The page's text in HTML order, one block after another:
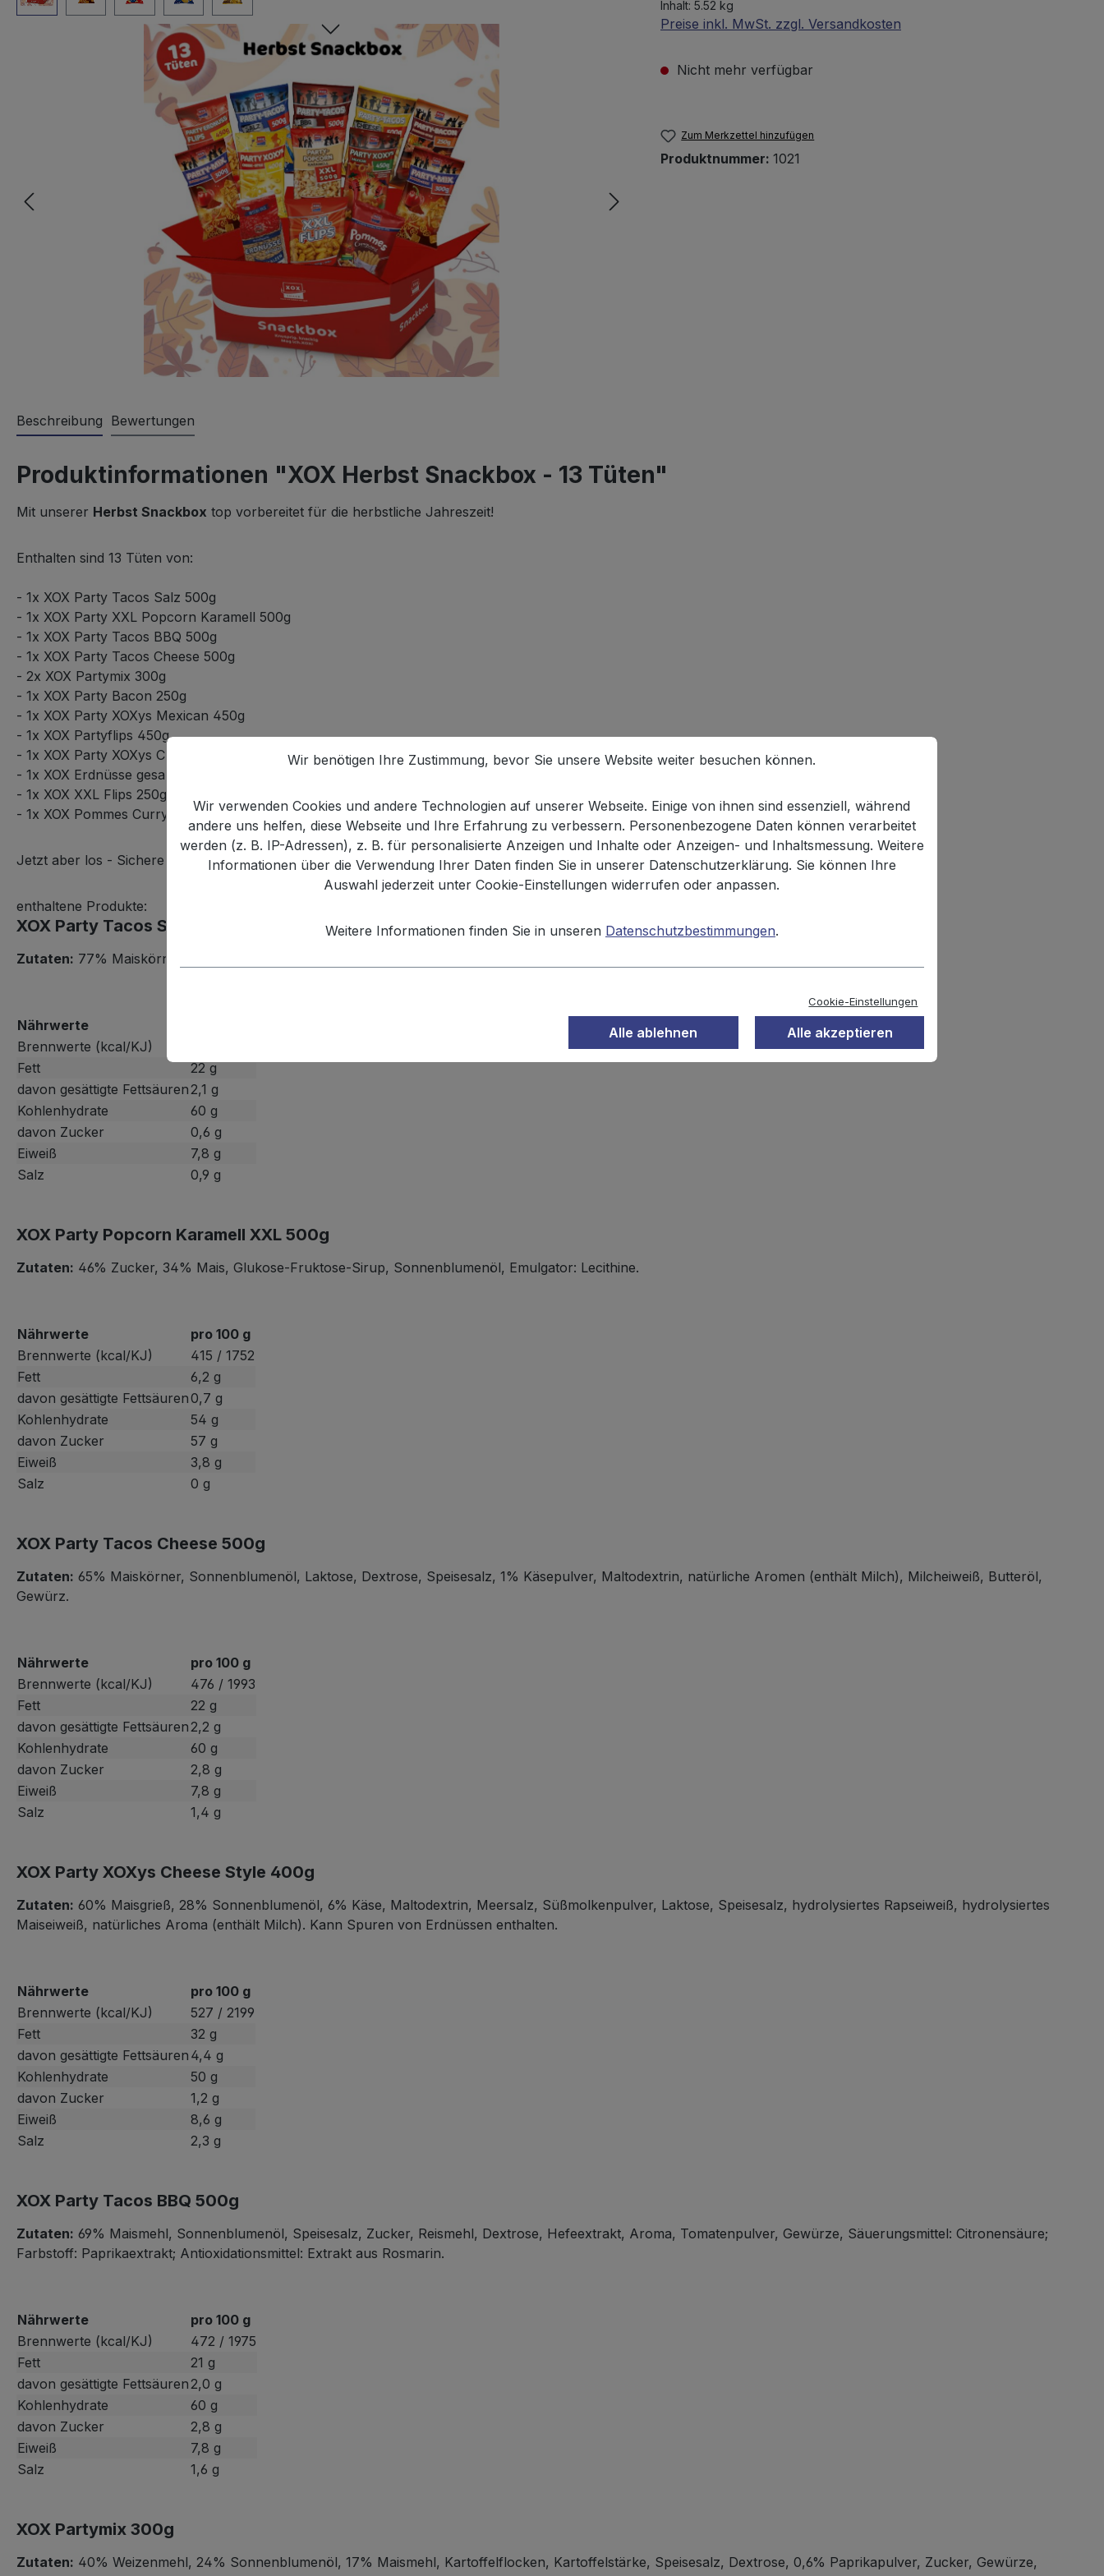
Inhalt: 5.52 kg
Preise inkl. MwSt. zzgl. Versandkosten
Nicht mehr verfügbar
Zum Merkzettel hinzufügen
Produktnummer: 1021
Beschreibung Bewertungen
Produktinformationen "XOX Herbst Snackbox - 13 Tüten"
Mit unserer Herbst Snackbox top vorbereitet für die herbstliche Jahreszeit!
Enthalten sind 13 Tüten von:
- 1x XOX Party Tacos Salz 500g
- 1x XOX Party XXL Popcorn Karamell 500g
- 1x XOX Party Tacos BBQ 500g
- 1x XOX Party Tacos Cheese 500g
- 2x XOX Partymix 300g
- 1x XOX Party Bacon 250g
- 1x XOX Party XOXys Mexican 450g
- 1x XOX Partyflips 450g
- 1x XOX Party XOXys Cheese 400g
- 1x XOX Erdnüsse gesalzen 1000g
- 1x XOX XXL Flips 250g
- 1x XOX Pommes Currywurst 125g
Jetzt aber los - Sichere Dir Deine Herbst Snack Box von XOX.
enthaltene Produkte:
XOX Party Tacos Salz 500g
Zutaten: 77% Maiskörner, Sonnenblumenöl, 0,9% Speisesalz.
Nährwerte
Brennwerte (kcal/KJ)
Fett
22 g
davon gesättigte Fettsäuren2,1 g
Kohlenhydrate
60 g
davon Zucker
0,6 g
Eiweiß
7,8 g
Salz
0,9 g
XOX Party Popcorn Karamell XXL 500g
Zutaten: 46% Zucker, 34% Mais, Glukose-Fruktose-Sirup, Sonnenblumenöl, Emulgator: Lecithine.
Nährwerte
pro 100 g
Brennwerte (kcal/KJ)
415 / 1752
Fett
6,2 g
davon gesättigte Fettsäuren0,7 g
Kohlenhydrate
54 g
davon Zucker
57 g
Eiweiß
3,8 g
Salz
0 g
XOX Party Tacos Cheese 500g
Zutaten: 65% Maiskörner, Sonnenblumenöl, Laktose, Dextrose, Speisesalz, 1% Käsepulver, Maltodextrin, natürliche Aromen (enthält Milch), Milcheiweiß, Butteröl,
Gewürz.
Nährwerte
pro 100 g
Brennwerte (kcal/KJ)
476 / 1993
Fett
22 g
davon gesättigte Fettsäuren2,2 g
Kohlenhydrate
60 g
davon Zucker
2,8 g
Eiweiß
7,8 g
Salz
1,4 g
XOX Party XOXys Cheese Style 400g
Zutaten: 60% Maisgrieß, 28% Sonnenblumenöl, 6% Käse, Maltodextrin, Meersalz, Süßmolkenpulver, Laktose, Speisesalz, hydrolysiertes Rapseiweiß, hydrolysiertes
Maiseiweiß, natürliches Aroma (enthält Milch). Kann Spuren von Erdnüssen enthalten.
Nährwerte
pro 100 g
Brennwerte (kcal/KJ)
527 / 2199
Fett
32 g
davon gesättigte Fettsäuren 4,4 g
Kohlenhydrate
50 g
davon Zucker
1,2 g
Eiweiß
8,6 g
Salz
2,3 g
XOX Party Tacos BBQ 500g
Zutaten: 69% Maismehl, Sonnenblumenöl, Speisesalz, Zucker, Reismehl, Dextrose, Hefeextrakt, Aroma, Tomatenpulver, Gewürze, Säuerungsmittel: Citronensäure;
Farbstoff: Paprikaextrakt; Antioxidationsmittel: Extrakt aus Rosmarin.
Nährwerte
pro 100 g
Brennwerte (kcal/KJ)
472 / 1975
Fett
21 g
davon gesättigte Fettsäuren2,0 g
Kohlenhydrate
60 g
davon Zucker
2,8 g
Eiweiß
7,8 g
Salz
1,6 g
XOX Partymix 300g
Zutaten: 40% Weizenmehl, 24% Sonnenblumenöl, 17% Maismehl, Kartoffelflocken, Kartoffelstärke, Speisesalz, Dextrose, 0,6% Paprikapulver, Zucker, Gewürze,
Wir benötigen Ihre Zustimmung, bevor Sie unsere Website weiter besuchen können.
Wir verwenden Cookies und andere Technologien auf unserer Webseite. Einige von ihnen sind essenziell, während
andere uns helfen, diese Webseite und Ihre Erfahrung zu verbessern. Personenbezogene Daten können verarbeitet
werden (z. B. IP-Adressen), z. B. für personalisierte Anzeigen und Inhalte oder Anzeigen- und Inhaltsmessung. Weitere
Informationen über die Verwendung Ihrer Daten finden Sie in unserer Datenschutzerklärung. Sie können Ihre
Auswahl jederzeit unter Cookie-Einstellungen widerrufen oder anpassen.
Weitere Informationen finden Sie in unseren Datenschutzbestimmungen.
Cookie-Einstellungen
Alle ablehnen Alle akzeptieren